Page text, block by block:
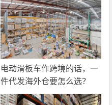
电动滑板车作跨境的话，一
件代发海外仓要怎么选？